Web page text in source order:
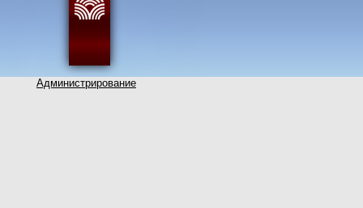
Администрирование